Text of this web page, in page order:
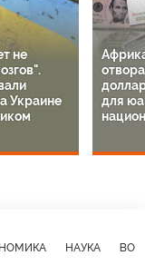
не
Украине
для
НАУКА